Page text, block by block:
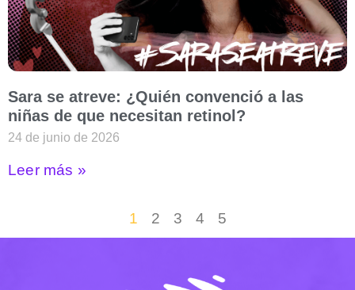
Sara se atreve: ¿Quién convenció a las
niñas de que necesitan retinol?
24 de junio de 2026
Leer más »
1 2 3 4 5